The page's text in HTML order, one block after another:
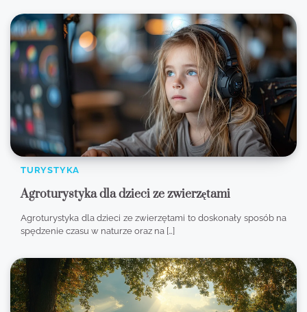
TURYSTYKA
Agroturystyka dla dzieci ze zwierzętami
Agroturystyka dla dzieci ze zwierzętami to doskonały sposób na
spędzenie czasu w naturze oraz na […]